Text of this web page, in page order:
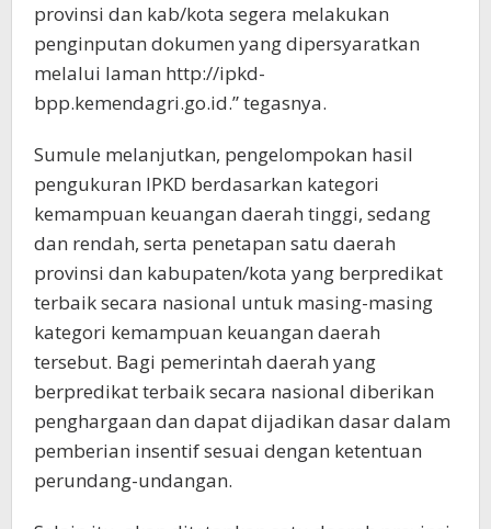
provinsi dan kab/kota segera melakukan
penginputan dokumen yang dipersyaratkan
melalui laman http://ipkd-
bpp.kemendagri.go.id.” tegasnya.
Sumule melanjutkan, pengelompokan hasil
pengukuran IPKD berdasarkan kategori
kemampuan keuangan daerah tinggi, sedang
dan rendah, serta penetapan satu daerah
provinsi dan kabupaten/kota yang berpredikat
terbaik secara nasional untuk masing-masing
kategori kemampuan keuangan daerah
tersebut. Bagi pemerintah daerah yang
berpredikat terbaik secara nasional diberikan
penghargaan dan dapat dijadikan dasar dalam
pemberian insentif sesuai dengan ketentuan
perundang-undangan.